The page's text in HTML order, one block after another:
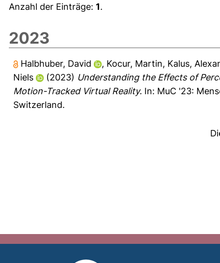
Anzahl der Einträge: 1.
2023
Halbhuber, David , Kocur, Martin, Kalus,
Niels
(2023) Understanding the Effects of
Motion-Tracked Virtual Reality. In: MuC '23:
Switzerland.